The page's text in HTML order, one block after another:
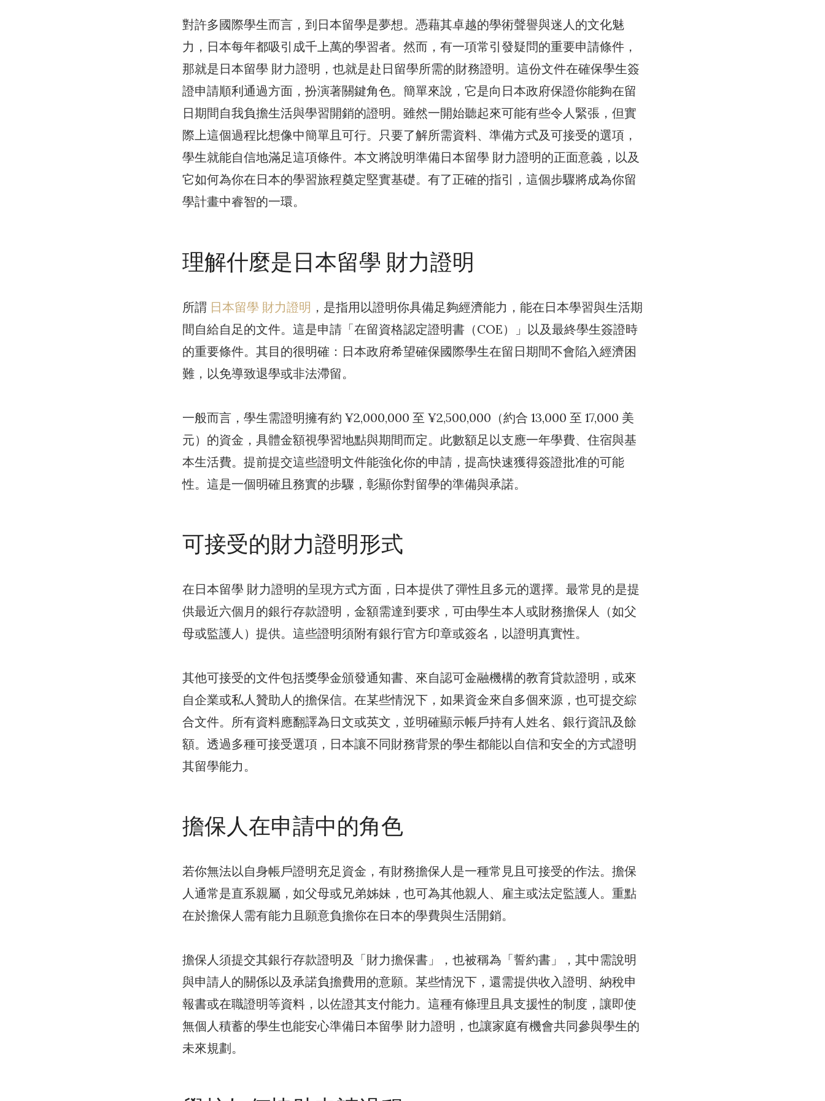
對許多國際學生而言，到日本留學是夢想。憑藉其卓越的學術聲譽與迷人的文化魅
力，日本每年都吸引成千上萬的學習者。然而，有一項常引發疑問的重要申請條件，
那就是日本留學 財力證明，也就是赴日留學所需的財務證明。這份文件在確保學生簽
證申請順利通過方面，扮演著關鍵角色。簡單來說，它是向日本政府保證你能夠在留
日期間自我負擔生活與學習開銷的證明。雖然一開始聽起來可能有些令人緊張，但實
際上這個過程比想像中簡單且可行。只要了解所需資料、準備方式及可接受的選項，
學生就能自信地滿足這項條件。本文將說明準備日本留學 財力證明的正面意義，以及
它如何為你在日本的學習旅程奠定堅實基礎。有了正確的指引，這個步驟將成為你留
學計畫中睿智的一環。
理解什麼是日本留學 財力證明
所謂 日本留學 財力證明 ，是指用以證明你具備足夠經濟能力，能在日本學習與生活期
間自給自足的文件。這是申請「在留資格認定證明書（COE）」以及最終學生簽證時
的重要條件。其目的很明確：日本政府希望確保國際學生在留日期間不會陷入經濟困
難，以免導致退學或非法滯留。
一般而言，學生需證明擁有約 ¥2,000,000 至 ¥2,500,000（約合 13,000 至 17,000 美
元）的資金，具體金額視學習地點與期間而定。此數額足以支應一年學費、住宿與基
本生活費。提前提交這些證明文件能強化你的申請，提高快速獲得簽證批准的可能
性。這是一個明確且務實的步驟，彰顯你對留學的準備與承諾。
可接受的財力證明形式
在日本留學 財力證明的呈現方式方面，日本提供了彈性且多元的選擇。最常見的是提
供最近六個月的銀行存款證明，金額需達到要求，可由學生本人或財務擔保人（如父
母或監護人）提供。這些證明須附有銀行官方印章或簽名，以證明真實性。
其他可接受的文件包括獎學金頒發通知書、來自認可金融機構的教育貸款證明，或來
自企業或私人贊助人的擔保信。在某些情況下，如果資金來自多個來源，也可提交綜
合文件。所有資料應翻譯為日文或英文，並明確顯示帳戶持有人姓名、銀行資訊及餘
額。透過多種可接受選項，日本讓不同財務背景的學生都能以自信和安全的方式證明
其留學能力。
擔保人在申請中的角色
若你無法以自身帳戶證明充足資金，有財務擔保人是一種常見且可接受的作法。擔保
人通常是直系親屬，如父母或兄弟姊妹，也可為其他親人、雇主或法定監護人。重點
在於擔保人需有能力且願意負擔你在日本的學費與生活開銷。
擔保人須提交其銀行存款證明及「財力擔保書」，也被稱為「誓約書」，其中需說明
與申請人的關係以及承諾負擔費用的意願。某些情況下，還需提供收入證明、納稅申
報書或在職證明等資料，以佐證其支付能力。這種有條理且具支援性的制度，讓即使
無個人積蓄的學生也能安心準備日本留學 財力證明，也讓家庭有機會共同參與學生的
未來規劃。